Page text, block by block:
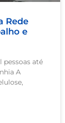
Rede
e
pessoas até
A